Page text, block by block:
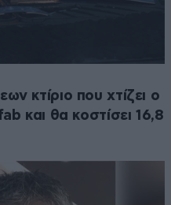
κτίριο που χτίζει ο
και θα κοστίσει 16,8